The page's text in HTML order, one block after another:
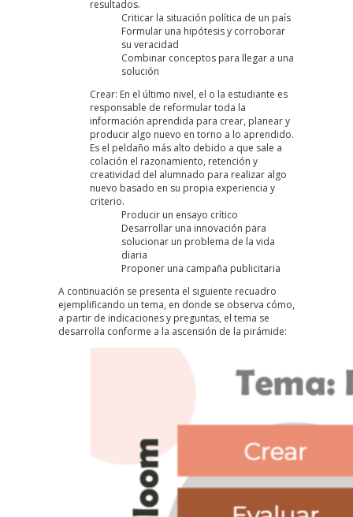
resultados.
Criticar la situación política de un país
Formular una hipótesis y corroborar
su veracidad
Combinar conceptos para llegar a una
solución
Crear: En el último nivel, el o la estudiante es
responsable de reformular toda la
información aprendida para crear, planear y
producir algo nuevo en torno a lo aprendido.
Es el peldaño más alto debido a que sale a
colación el razonamiento, retención y
creatividad del alumnado para realizar algo
nuevo basado en su propia experiencia y
criterio.
Producir un ensayo crítico
Desarrollar una innovación para
solucionar un problema de la vida
diaria
Proponer una campaña publicitaria
A continuación se presenta el siguiente recuadro
ejemplificando un tema, en donde se observa cómo,
a partir de indicaciones y preguntas, el tema se
desarrolla conforme a la ascensión de la pirámide: